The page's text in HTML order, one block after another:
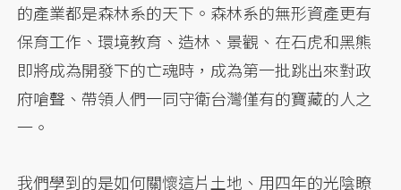
的產業都是森林系的天下。森林系的無形資產更有
保育工作、環境教育、造林、景觀、在石虎和黑熊
即將成為開發下的亡魂時，成為第一批跳出來對政
府嗆聲、帶領人們一同守衛台灣僅有的寶藏的人之
一。
我們學到的是如何關懷這片土地、用四年的光陰瞭